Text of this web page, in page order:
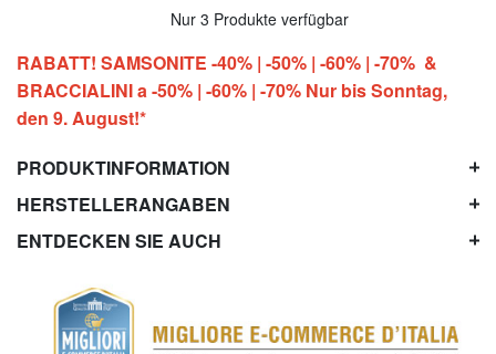
Nur 3 Produkte verfügbar
RABATT! SAMSONITE -40% | -50% | -60% | -70% &
BRACCIALINI a -50% | -60% | -70% Nur bis Sonntag,
den 9. August!*
PRODUKTINFORMATION
HERSTELLERANGABEN
ENTDECKEN SIE AUCH